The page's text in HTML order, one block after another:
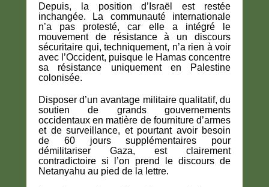
Depuis, la position d’Israël est restée
inchangée. La communauté internationale
n’a pas protesté, car elle a intégré le
mouvement de résistance à un discours
sécuritaire qui, techniquement, n’a rien à voir
avec l’Occident, puisque le Hamas concentre
sa résistance uniquement en Palestine
colonisée.
Disposer d’un avantage militaire qualitatif, du
soutien de grands gouvernements
occidentaux en matière de fourniture d’armes
et de surveillance, et pourtant avoir besoin
de 60 jours supplémentaires pour
démilitariser Gaza, est clairement
contradictoire si l’on prend le discours de
Netanyahu au pied de la lettre.